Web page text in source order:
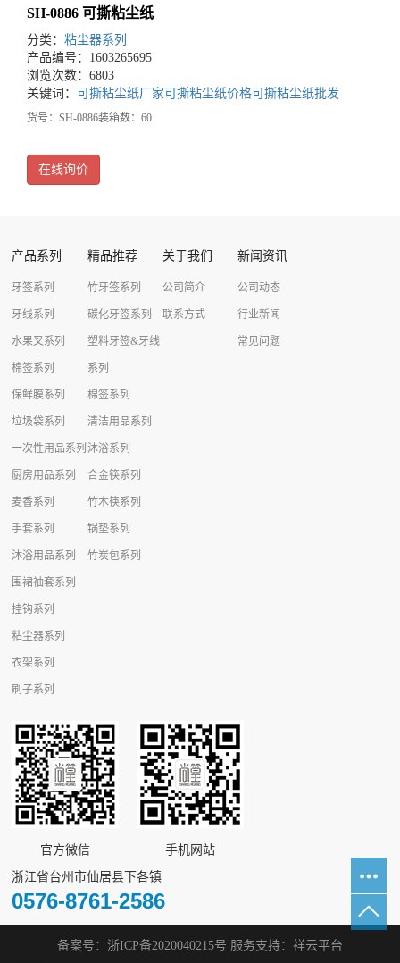
SH-0886 可撕粘尘纸
分类： 粘尘器系列
产品编号：1603265695
浏览次数：6803
关键词：
可撕粘尘纸厂家 可撕粘尘纸价格可撕粘尘纸批发
货号：SH-0886装箱数：60
在线询价
产品系列
牙签系列
牙线系列
水果叉系列
棉签系列
保鲜膜系列
垃圾袋系列
一次性用品系列
厨房用品系列
麦香系列
手套系列
沐浴用品系列
围裙袖套系列
挂钩系列
粘尘器系列
衣架系列
刷子系列
精品推荐
竹牙签系列
碳化牙签系列
塑料牙签&牙线
系列
棉签系列
清洁用品系列
沐浴系列
合金筷系列
竹木筷系列
锅垫系列
竹炭包系列
关于我们
公司简介
联系方式
新闻资讯
公司动态
行业新闻
常见问题
官方微信
手机网站
浙江省台州市仙居县下各镇
0576-8761-2586
备案号： 浙ICP备2020040215号 服务支持： 祥云平台